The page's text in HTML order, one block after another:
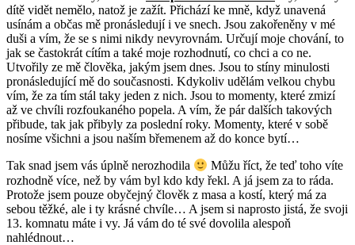
dítě vidět nemělo, natož je zažít. Přichází ke mně, když unavená
usínám a občas mě pronásledují i ve snech. Jsou zakořeněny v mé
duši a vím, že se s nimi nikdy nevyrovnám. Určují moje chování, to
jak se častokrát cítím a také moje rozhodnutí, co chci a co ne.
Utvořily ze mě člověka, jakým jsem dnes. Jsou to stíny minulosti
pronásledující mě do současnosti. Kdykoliv udělám velkou chybu
vím, že za tím stál taky jeden z nich. Jsou to momenty, které zmizí
až ve chvíli rozfoukaného popela. A vím, že pár dalších takových
přibude, tak jak přibyly za poslední roky. Momenty, které v sobě
nosíme všichni a jsou naším břemenem až do konce bytí…
Tak snad jsem vás úplně nerozhodila
Můžu říct, že teď toho víte
rozhodně více, než by vám byl kdo kdy řekl. A já jsem za to ráda.
Protože jsem pouze obyčejný člověk z masa a kostí, který má za
sebou těžké, ale i ty krásné chvíle… A jsem si naprosto jistá, že svoji
13. komnatu máte i vy. Já vám do té své dovolila alespoň
nahlédnout…